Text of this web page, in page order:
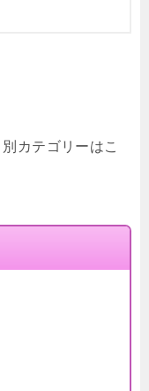
カテゴリーはこ